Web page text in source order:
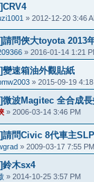
» 2012-12-20 3:46
請問俠大toyota 2013
» 2016-01-14 1:21
變速箱油外觀貼紙
» 2015-09-19 4:18
微波Magitec 全合成
» 2006-03-14 3:46 PM
請問Civic 8代車主
» 2009-03-17 7:55 PM
鈴木sx4
» 2014-10-25 3:57 PM